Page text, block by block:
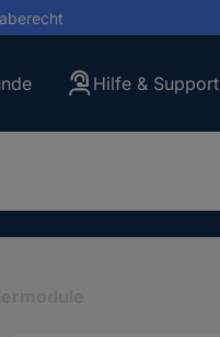
Hilfe & Support